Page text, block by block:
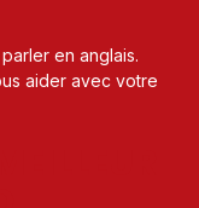
en anglais.
aider avec votre